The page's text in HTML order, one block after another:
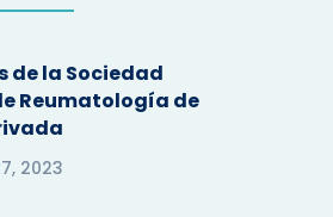
de la Sociedad
Reumatología de
2023